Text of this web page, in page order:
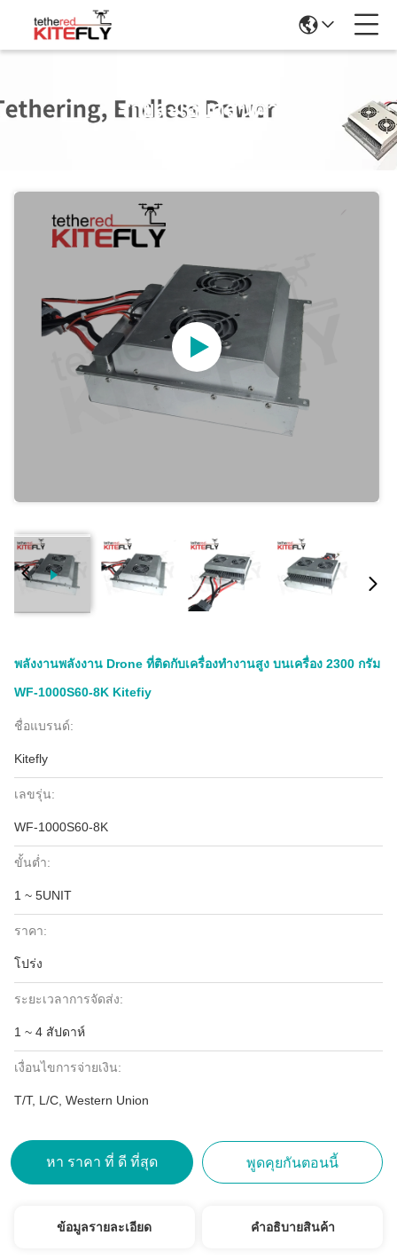
รายละเอียดสินค้า
พลังงานพลังงาน Drone ที่ติดกับเครื่องทํางานสูง บนเครื่อง 2300 กรัม
WF-1000S60-8K Kitefiy
ชื่อแบรนด์:
Kitefly
เลขรุ่น:
WF-1000S60-8K
ขั้นต่ำ:
1 ~ 5UNIT
ราคา:
โปร่ง
ระยะเวลาการจัดส่ง:
1 ~ 4 สัปดาห์
เงื่อนไขการจ่ายเงิน:
T/T, L/C, Western Union
หา ราคา ที่ ดี ที่สุด พูดคุยกันตอนนี้
ข้อมูลรายละเอียด คําอธิบายสินค้า